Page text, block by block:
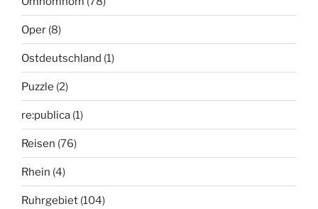
Oper (8)
Ostdeutschland (1)
Puzzle (2)
re:publica (1)
Reisen (76)
Rhein (4)
Ruhrgebiet (104)